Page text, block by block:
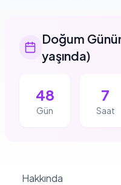
Doğum
yaşında)
48
Gün
7
Saat
Hakkında